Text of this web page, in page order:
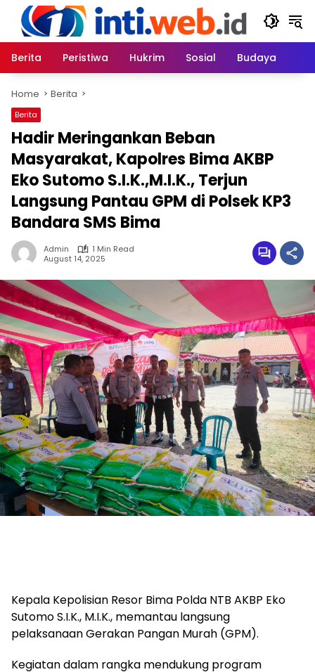
content
Berita
Peristiwa Hukrim Sosial Budaya
Home Berita
Berita
Hadir Meringankan Beban
Masyarakat, Kapolres Bima AKBP
Eko Sutomo S.I.K.,M.I.K., Terjun
Langsung Pantau GPM di Polsek KP3
Bandara SMS Bima
Admin
1 Min Read
August 14, 2025
Kepala Kepolisian Resor Bima Polda NTB AKBP Eko
Sutomo S.I.K., M.I.K., memantau langsung
pelaksanaan Gerakan Pangan Murah (GPM).
Kegiatan dalam rangka mendukung program